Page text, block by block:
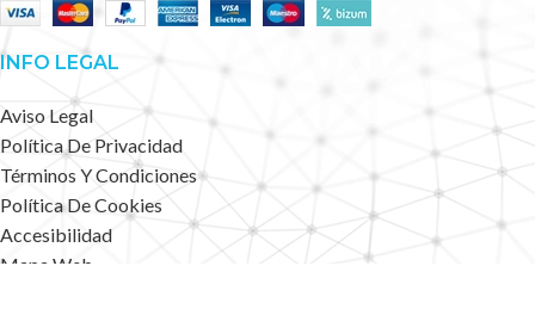
INFO LEGAL
Aviso Legal
Política De Privacidad
Términos Y Condiciones
Política De Cookies
Accesibilidad
Mapa Web